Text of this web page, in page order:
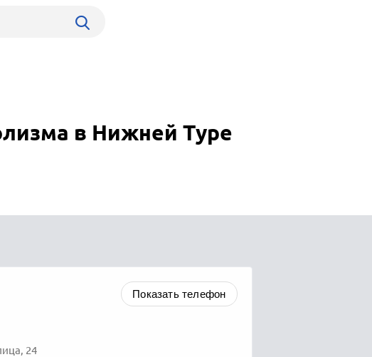
в Нижней Туре
24
Показать телефон